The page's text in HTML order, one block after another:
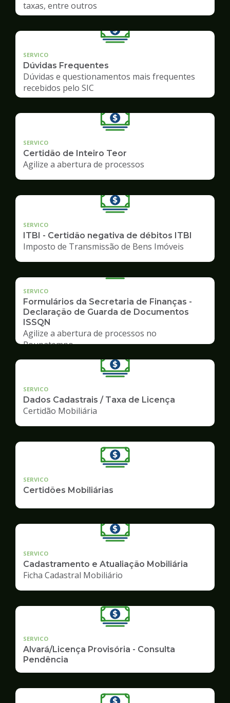
taxas, entre outros
SERVICO
Dúvidas Frequentes
Dúvidas e questionamentos mais frequentes
recebidos pelo SIC
SERVICO
Certidão de Inteiro Teor
Agilize a abertura de processos
SERVICO
ITBI - Certidão negativa de débitos ITBI
Imposto de Transmissão de Bens Imóveis
SERVICO
Formulários da Secretaria de Finanças -
Declaração de Guarda de Documentos
ISSQN
Agilize a abertura de processos no
Poupatempo
SERVICO
Dados Cadastrais / Taxa de Licença
Certidão Mobiliária
SERVICO
Certidões Mobiliárias
SERVICO
Cadastramento e Atualiação Mobiliária
Ficha Cadastral Mobiliário
SERVICO
Alvará/Licença Provisória - Consulta
Pendência